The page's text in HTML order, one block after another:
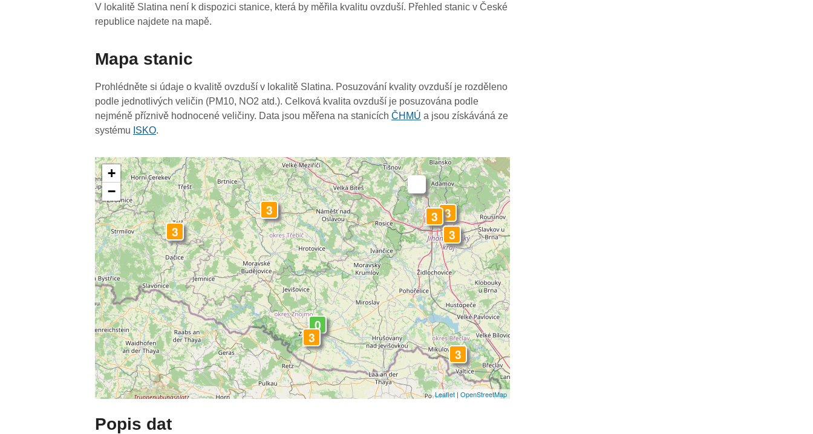
V lokalitě Slatina není k dispozici stanice, která by měřila kvalitu ovzduší. Přehled stanic v České
republice najdete na mapě.
Mapa stanic
Prohlédněte si údaje o kvalitě ovzduší v lokalitě Slatina. Posuzování kvality ovzduší je rozděleno
podle jednotlivých veličin (PM10, NO2 atd.). Celková kvalita ovzduší je posuzována podle
nejméně příznivě hodnocené veličiny. Data jsou měřena na stanicíchČHMÚ a jsou získáváná ze
systému ISKO.
3
3
3
0
3
3
3
3
3
+
−
Leaflet| OpenStreetMap
Popis dat